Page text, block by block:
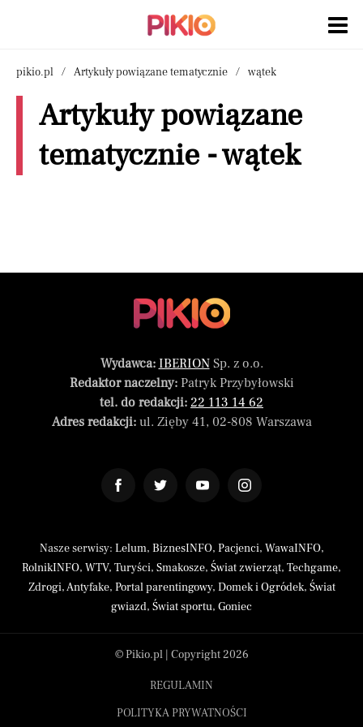
pikio.pl Artykuły powiązane tematycznie wątek
Artykuły powiązane
tematycznie - wątek
Wydawca: IBERIONSp. z o.o.
Redaktor naczelny:Patryk Przybyłowski
tel. do redakcji: 22 113 14 62
Adres redakcji:ul. Zięby 41, 02-808 Warszawa
Nasze serwisy: Lelum, BiznesINFO, Pacjenci, WawaINFO,
RolnikINFO, WTV, Turyści, Smakosze, Świat zwierząt, Techgame,
Zdrogi,Antyfake, Portal parentingowy, Domek i Ogródek, Świat
gwiazd, Świat sportu, Goniec
© Pikio.pl | Copyright 2026
REGULAMIN
POLITYKA PRYWATNOŚCI